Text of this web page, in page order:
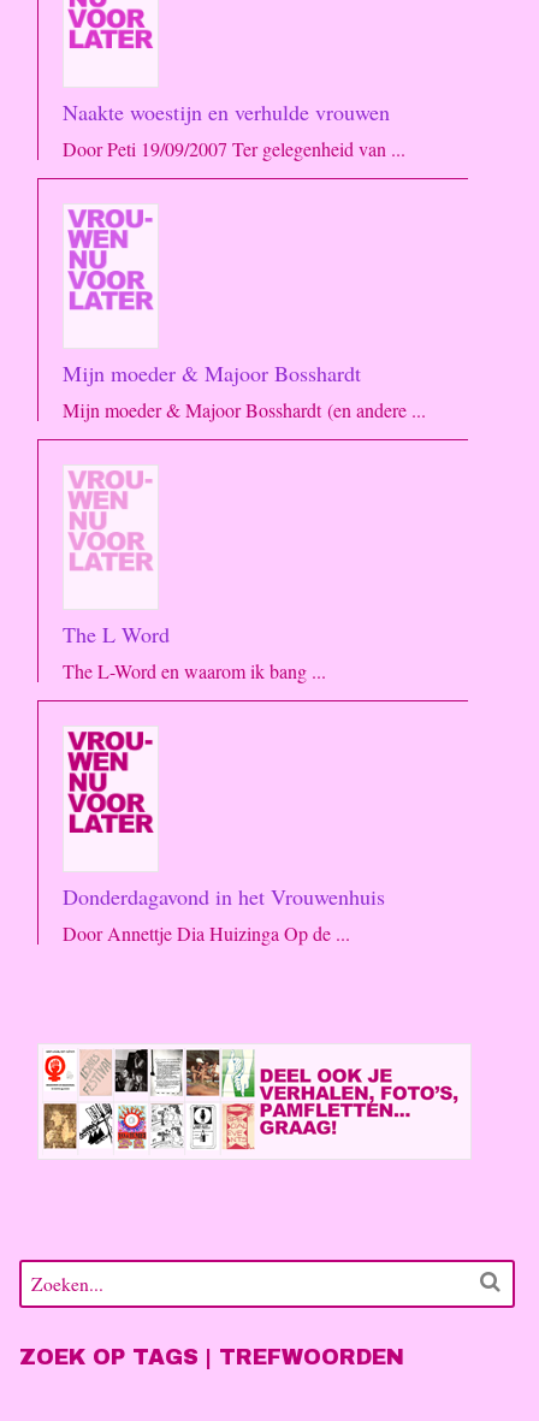
Naakte woestijn en verhulde vrouwen
Door Peti 19/09/2007 Ter gelegenheid van ...
Mijn moeder & Majoor Bosshardt
Mijn moeder & Majoor Bosshardt (en andere ...
The L Word
The L-Word en waarom ik bang ...
Donderdagavond in het Vrouwenhuis
Door Annettje Dia Huizinga Op de ...
ZOEK OP TAGS | TREFWOORDEN